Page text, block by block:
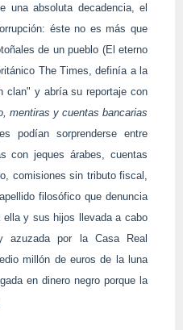
una absoluta decadencia, el
éste no es más que
de un pueblo (El eterno
The Times, definía a la
clan" y abría su reportaje con
mentiras y cuentas bancarias
podían sorprenderse entre
con jeques árabes, cuentas
comisiones sin tributo fiscal,
filosófico que denuncia
y sus hijos llevada a cabo
azuzada por la Casa Real
millón de euros de la luna
en dinero negro porque la